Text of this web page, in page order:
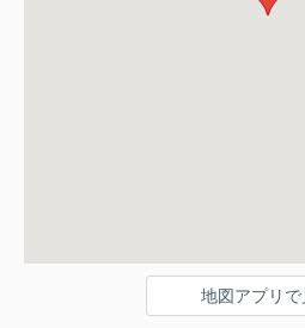
地図アプリで